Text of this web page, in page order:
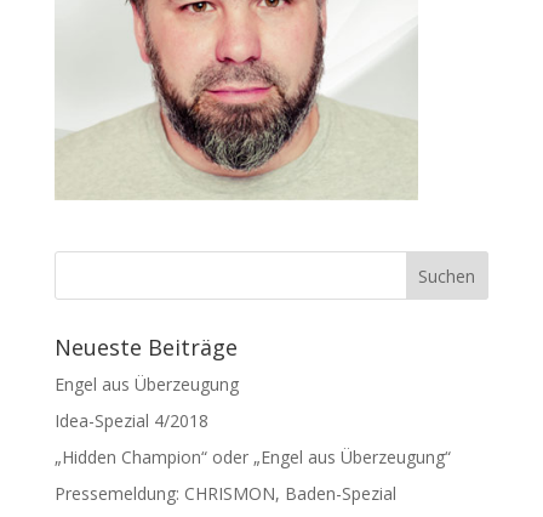
Neueste Beiträge
Engel aus Überzeugung
Idea-Spezial 4/2018
„Hidden Champion“ oder „Engel aus Überzeugung“
Pressemeldung: CHRISMON, Baden-Spezial